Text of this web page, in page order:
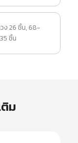
ง 26 ชิ้น, 68-
ชิ้น
ติม